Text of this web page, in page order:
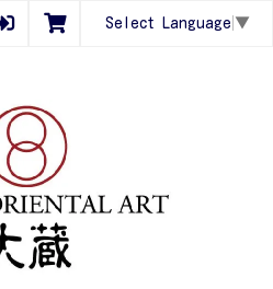
Select Language ▼